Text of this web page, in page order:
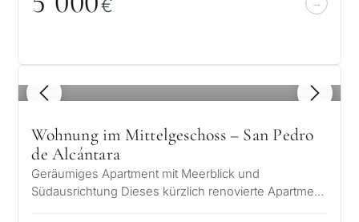
€
1 / 8
Wohnung im Mittelgeschoss – San Pedro
de Alcántara
Geräumiges Apartment mit Meerblick und
Südausrichtung Dieses kürzlich renovierte Apartment